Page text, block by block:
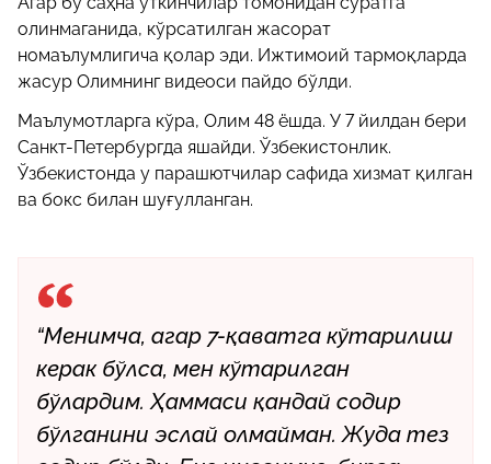
олинмаганида, кўрсатилган жасорат
номаълумлигича қолар эди. Ижтимоий тармоқларда
жасур Олимнинг видеоси пайдо бўлди.
Маълумотларга кўра, Олим 48 ёшда. У 7 йилдан бери
Санкт-Петербургда яшайди. Ўзбекистонлик.
Ўзбекистонда у парашютчилар сафида хизмат қилган
ва бокс билан шуғулланган.
“Менимча, агар 7-қаватга кўтарилиш
керак бўлса, мен кўтарилган
бўлардим. Ҳаммаси қандай содир
бўлганини эслай олмайман. Жуда тез